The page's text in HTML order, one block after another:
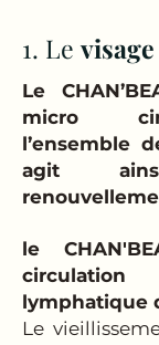
1. Levisage
Le
micro
l’ensemble
agit
le
lymphatique
Le